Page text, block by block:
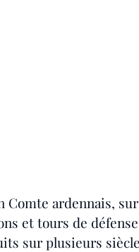
Comte ardennais,
et tours de
sur plusieurs